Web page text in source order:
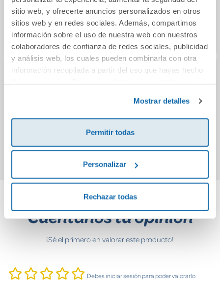
sitio web, y ofrecerte anuncios personalizados en otros
sitios web y en redes sociales. Además, compartimos
información sobre el uso de nuestra web con nuestros
colaboradores de confianza de redes sociales, publicidad
y análisis web, los cuales pueden combinarla con otra
información recopilada a partir del uso que hayas hecho
Mostrar detalles
Permitir todas
Personalizar
Rechazar todas
Juego de habilidad
35,99€
Pegatinas de gel
Acuario con
escenario
7,00€
Kit
Cuéntanos tu opinión
¡Sé el primero en valorar este producto!
Debes iniciar sesión para poder valorarlo